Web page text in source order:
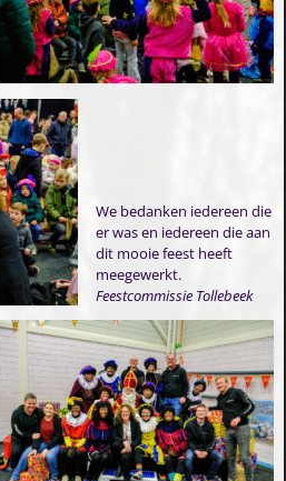
We bedanken iedereen die
er was en iedereen die aan
dit mooie feest heeft
meegewerkt.
Feestcommissie Tollebeek